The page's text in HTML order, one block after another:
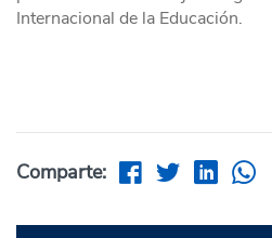
Internacional de la Educación.
Comparte: